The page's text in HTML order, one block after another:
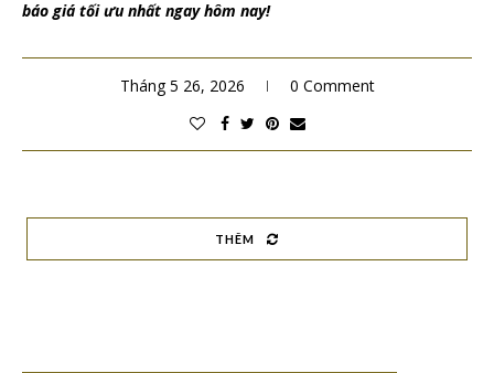
báo giá tối ưu nhất ngay hôm nay!
Tháng 5 26, 2026 0 Comment
THÊM